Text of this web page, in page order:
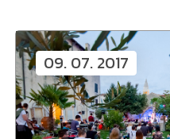
09. 07. 2017